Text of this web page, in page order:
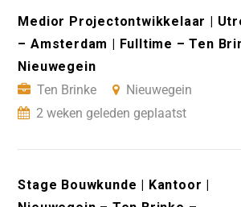
Medior Projectontwikkelaar |
– Amsterdam | Fulltime – Ten
Nieuwegein
Ten Brinke
Nieuwegein
2 weken geleden geplaatst
Stage Bouwkunde | Kantoor |